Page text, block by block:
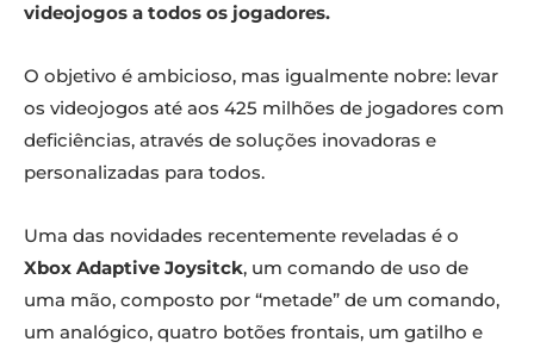
videojogos a todos os jogadores.
O objetivo é ambicioso, mas igualmente nobre: levar
os videojogos até aos 425 milhões de jogadores com
deficiências, através de soluções inovadoras e
personalizadas para todos.
Uma das novidades recentemente reveladas é o
Xbox Adaptive Joysitck, um comando de uso de
uma mão, composto por “metade” de um comando,
um analógico, quatro botões frontais, um gatilho e